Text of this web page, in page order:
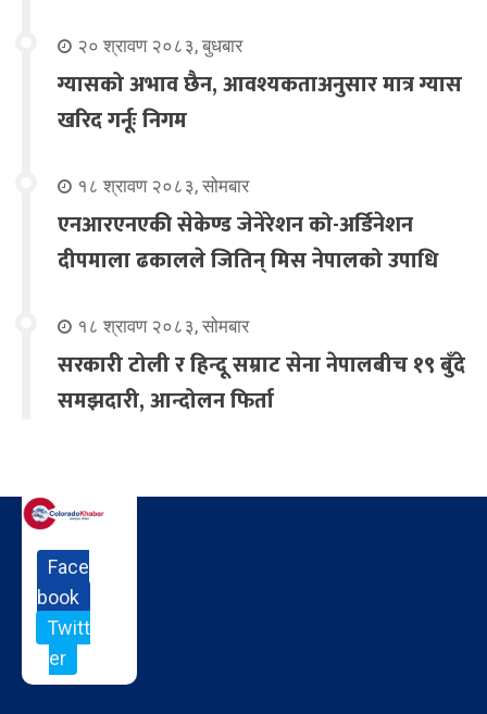
२० श्रावण २०८३, बुधबार
ग्यासको अभाव छैन, आवश्यकताअनुसार मात्र ग्यास
खरिद गर्नूः निगम
१८ श्रावण २०८३, सोमबार
एनआरएनएकी सेकेण्ड जेनेरेशन को-अर्डिनेशन
दीपमाला ढकालले जितिन् मिस नेपालको उपाधि
१८ श्रावण २०८३, सोमबार
सरकारी टोली र हिन्दू सम्राट सेना नेपालबीच १९ बुँदे
समझदारी, आन्दोलन फिर्ता
Face
book
Twitt
er